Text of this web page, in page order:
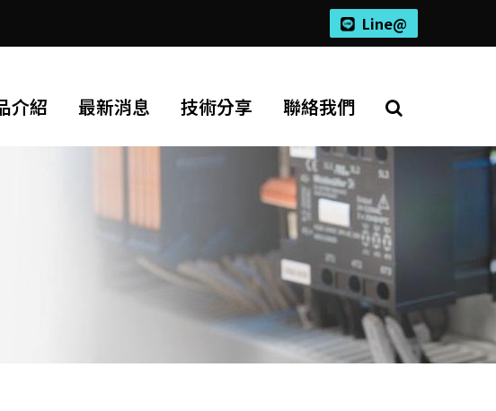
Line@
介紹 最新消息 技術分享 聯絡我們